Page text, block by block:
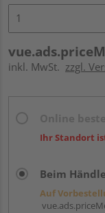
inkl. MwSt. zzgl.
Ihr Standort
Beim
Auf